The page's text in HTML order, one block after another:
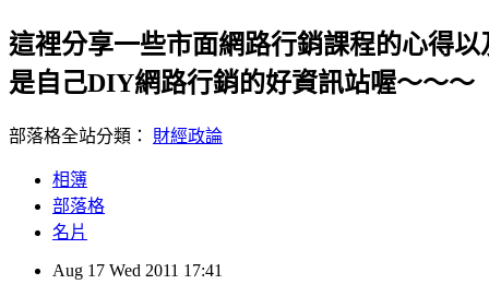
這裡分享一些市面網路行銷課程的心得
是自己DIY網路行銷的好資訊站喔～～～
部落格全站分類： 財經政論
相簿
部落格
名片
Aug 17 Wed 2011 17:41